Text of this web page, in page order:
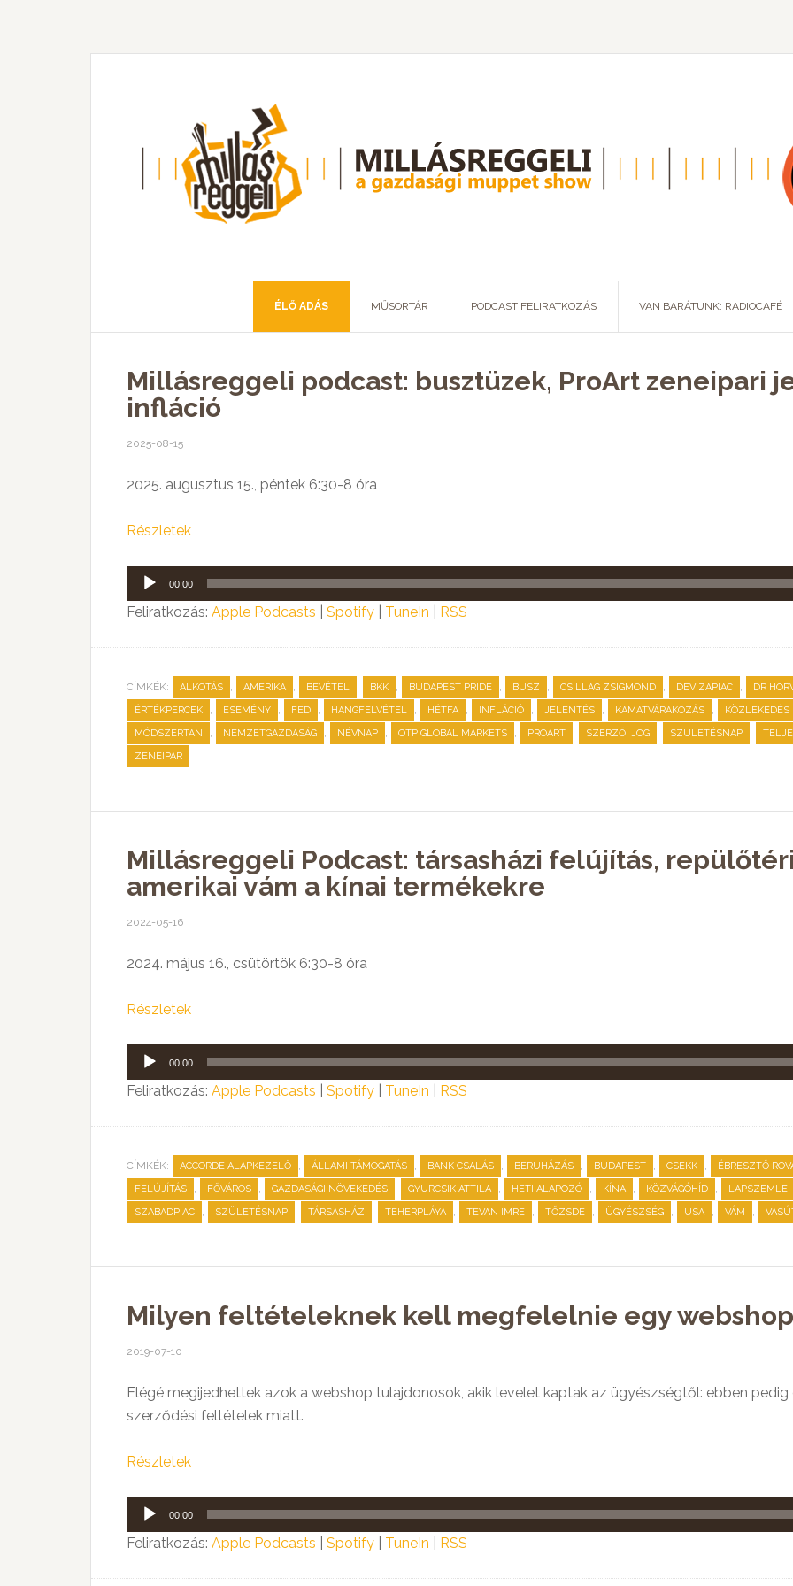
ÉLŐ ADÁS MŰSORTÁR PODCAST FELIRATKOZÁS VAN BARÁTUNK: RADIOCAFÉ
Millásreggeli podcast: busztüzek, ProArt zeneipari
infláció
2025-08-15
2025. augusztus 15., péntek 6:30-8 óra
Részletek
Audió
lejátszó
00:00
Feliratkozás: Apple Podcasts Spotify TuneIn RSS
CÍMKÉK: ALKOTÁS , AMERIKA , BEVÉTEL , BKK , BUDAPEST PRIDE , BUSZ , CSILLAG ZSIGMOND , DEVIZAPIAC , DR
ÉRTÉKPERCEK , ESEMÉNY , FED , HANGFELVÉTEL , HÉTFA , INFLÁCIÓ , JELENTÉS , KAMATVÁRAKOZÁS , KÖZLEKEDÉS
MÓDSZERTAN , NEMZETGAZDASÁG , NÉVNAP , OTP GLOBAL MARKETS , PROART , SZERZŐI JOG , SZÜLETÉSNAP ,
ZENEIPAR
Millásreggeli Podcast: társasházi felújítás,
amerikai vám a kínai termékekre
2024-05-16
2024. május 16., csütörtök 6:30-8 óra
Részletek
Audió
lejátszó
00:00
Feliratkozás: Apple Podcasts Spotify TuneIn RSS
CÍMKÉK: ACCORDE ALAPKEZELŐ , ÁLLAMI TÁMOGATÁS , BANK CSALÁS , BERUHÁZÁS , BUDAPEST , CSEKK , ÉBRESZTŐ
FELÚJÍTÁS , FŐVÁROS , GAZDASÁGI NÖVEKEDÉS , GYURCSIK ATTILA , HETI ALAPOZÓ , KÍNA , KÖZVÁGÓHÍD , LAPSZEMLE
SZABADPIAC , SZÜLETÉSNAP , TÁRSASHÁZ , TEHERPLÁYA , TEVAN IMRE , TŐZSDE , ÜGYÉSZSÉG , USA , VÁM ,
Milyen feltételeknek kell megfelelnie egy
2019-07-10
Elégé megijedhettek azok a webshop tulajdonosok, akik levelet kaptak az ügyészségtől: ebben
szerződési feltételek miatt.
Részletek
Audió
lejátszó
00:00
Feliratkozás: Apple Podcasts Spotify TuneIn RSS